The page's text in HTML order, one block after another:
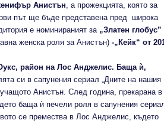
Анистън, а прожекцията, която за
път ще бъде представена пред широка
е номинираният за „Златен глобус”
женска роля за Анистън) -„Кейк“ от
район на Лос Анджелис. Баща ѝ,
си в сапунения сериал „Дните на нашия
Анистън. След година, прекарана в
баща ѝ печели роля в сапунения
се премества в Лос Анджелис, където